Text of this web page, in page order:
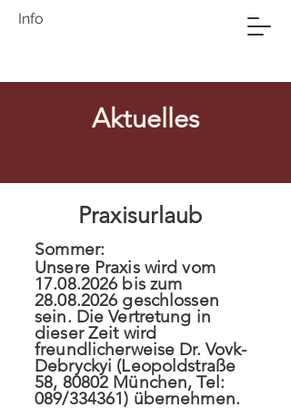
Info
Aktuelles
Praxisurlaub
Sommer:
Unsere Praxis wird vom
17.08.2026 bis zum
28.08.2026 geschlossen
sein. Die Vertretung in
dieser Zeit wird
freundlicherweise Dr. Vovk-
Debryckyi (Leopoldstraße
58, 80802 München, Tel:
089/334361) übernehmen.